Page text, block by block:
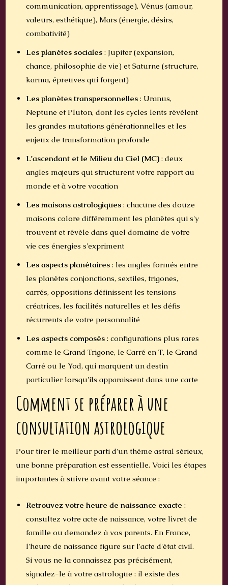
communication, apprentissage), Vénus (amour,
valeurs, esthétique), Mars (énergie, désirs,
combativité)
Les planètes sociales : Jupiter (expansion,
chance, philosophie de vie) et Saturne (structure,
karma, épreuves qui forgent)
Les planètes transpersonnelles : Uranus,
Neptune et Pluton, dont les cycles lents révèlent
les grandes mutations générationnelles et les
enjeux de transformation profonde
L'ascendant et le Milieu du Ciel (MC) : deux
angles majeurs qui structurent votre rapport au
monde et à votre vocation
Les maisons astrologiques : chacune des douze
maisons colore différemment les planètes qui s'y
trouvent et révèle dans quel domaine de votre
vie ces énergies s'expriment
Les aspects planétaires : les angles formés entre
les planètes conjonctions, sextiles, trigones,
carrés, oppositions définissent les tensions
créatrices, les facilités naturelles et les défis
récurrents de votre personnalité
Les aspects composés : configurations plus rares
comme le Grand Trigone, le Carré en T, le Grand
Carré ou le Yod, qui marquent un destin
particulier lorsqu'ils apparaissent dans une carte
Comment se préparer à une
consultation astrologique
Pour tirer le meilleur parti d'un thème astral sérieux,
une bonne préparation est essentielle. Voici les étapes
importantes à suivre avant votre séance :
Retrouvez votre heure de naissance exacte :
consultez votre acte de naissance, votre livret de
famille ou demandez à vos parents. En France,
l'heure de naissance figure sur l'acte d'état civil.
Si vous ne la connaissez pas précisément,
signalez-le à votre astrologue : il existe des